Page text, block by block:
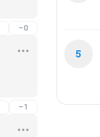
–0
–1
5